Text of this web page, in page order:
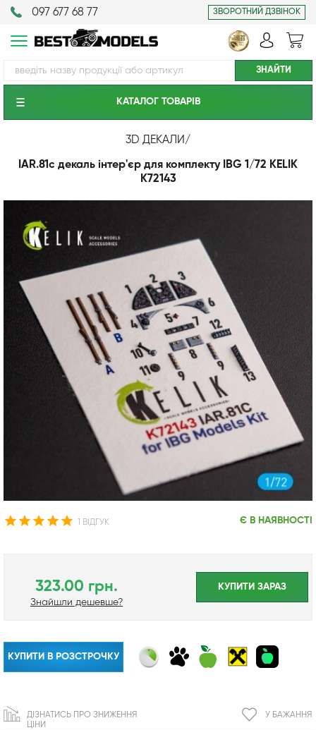
097 677 68 77 ЗВОРОТНИЙ ДЗВІНОК
КАТАЛОГ ТОВАРIВ
3D ДЕКАЛИ/
IAR.81c декаль інтер'єр для комплекту IBG 1/72 KELIK
K72143
1 ВІДГУК Є В НАЯВНОСТІ
323.00 грн.
Знайшли дешевше?
КУПИТИ ЗАРАЗ
КУПИТИ В РОЗСТРОЧКУ
У БАЖАННЯ
ДІЗНАТИСЬ ПРО ЗНИЖЕННЯ
ЦІНИ